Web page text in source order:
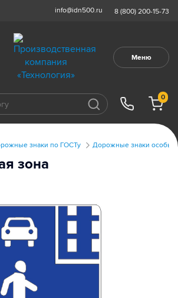
info@idn500.ru 8 (800) 200-15-73
Меню
0
знаки по ГОСТу Дорожные знаки особых
зона